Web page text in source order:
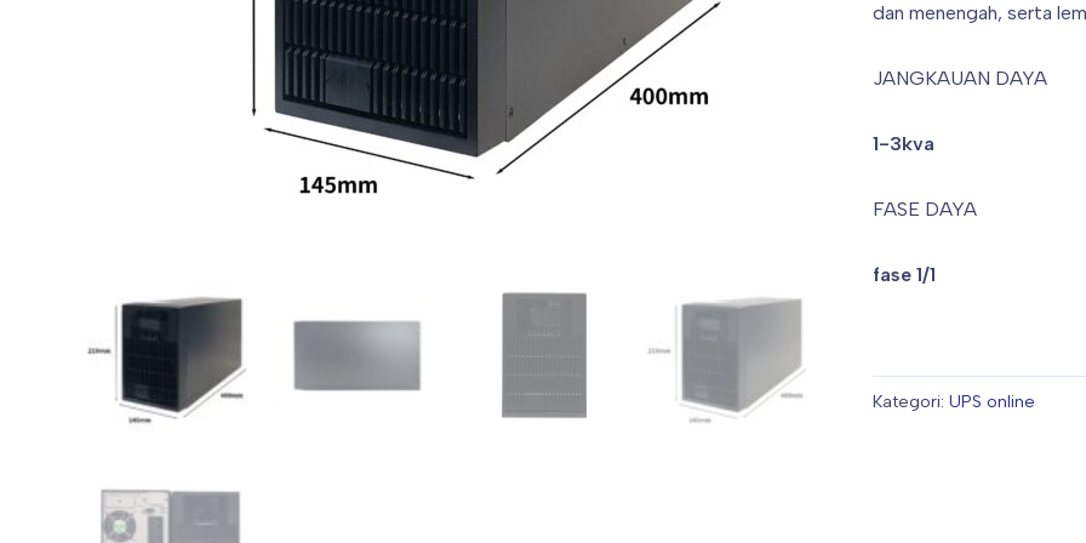
dan menengah, serta
JANGKAUAN DAYA
1-3kva
FASE DAYA
fase 1/1
Kategori: UPS online